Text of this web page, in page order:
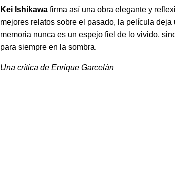
Kei Ishikawa firma así una obra elegante y
mejores relatos sobre el pasado, la película
memoria nunca es un espejo fiel de lo vivido,
para siempre en la sombra.
Una crítica de Enrique Garcelán